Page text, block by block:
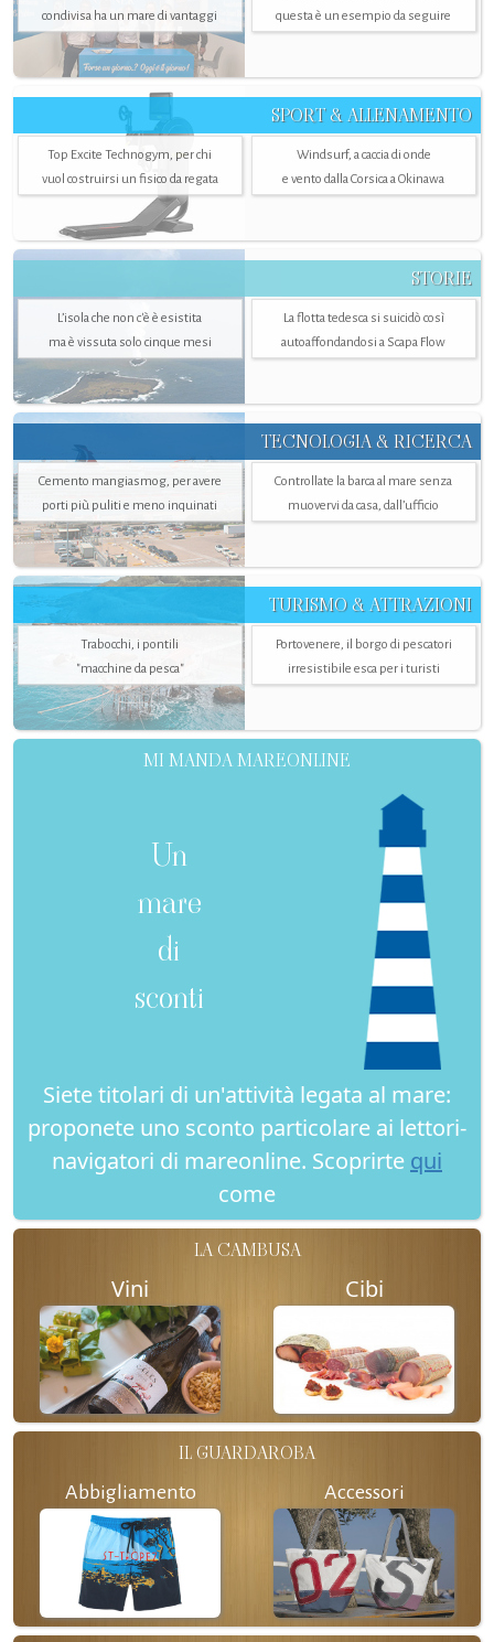
condivisa ha un mare di vantaggi
questa è un esempio da seguire
SPORT & ALLENAMENTO
Top Excite Technogym, per chi
vuol costruirsi un fisico da regata
Windsurf, a caccia di onde
e vento dalla Corsica a Okinawa
STORIE
L’isola che non c'è è esistita
ma è vissuta solo cinque mesi
La flotta tedesca si suicidò così
autoaffondandosi a Scapa Flow
TECNOLOGIA & RICERCA
Cemento mangiasmog, per avere
porti più puliti e meno inquinati
Controllate la barca al mare senza
muovervi da casa, dall’ufficio
TURISMO & ATTRAZIONI
Trabocchi, i pontili
"macchine da pesca"
Portovenere, il borgo di pescatori
irresistibile esca per i turisti
MI MANDA MAREONLINE
Un
mare
di
sconti
Siete titolari di un'attività legata al mare:
proponete uno sconto particolare ai lettori-
navigatori di mareonline. Scoprirte qui
come
LA CAMBUSA
Vini Cibi
IL GUARDAROBA
Abbigliamento Accessori